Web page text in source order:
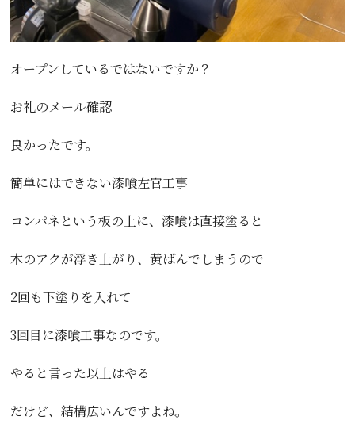
オープンしているではないですか？
お礼のメール確認
良かったです。
簡単にはできない漆喰左官工事
コンパネという板の上に、漆喰は直接塗ると
木のアクが浮き上がり、黄ばんでしまうので
2回も下塗りを入れて
3回目に漆喰工事なのです。
やると言った以上はやる
だけど、結構広いんですよね。